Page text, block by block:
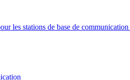
les stations de base de